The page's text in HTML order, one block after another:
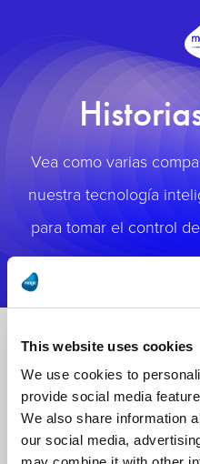
This website uses cookies
We use cookies to
provide social media
We also share information
our social media,
Vea como varias
nuestra tecnología
para tomar el control